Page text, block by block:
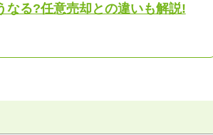
なる?任意売却との違いも解説!